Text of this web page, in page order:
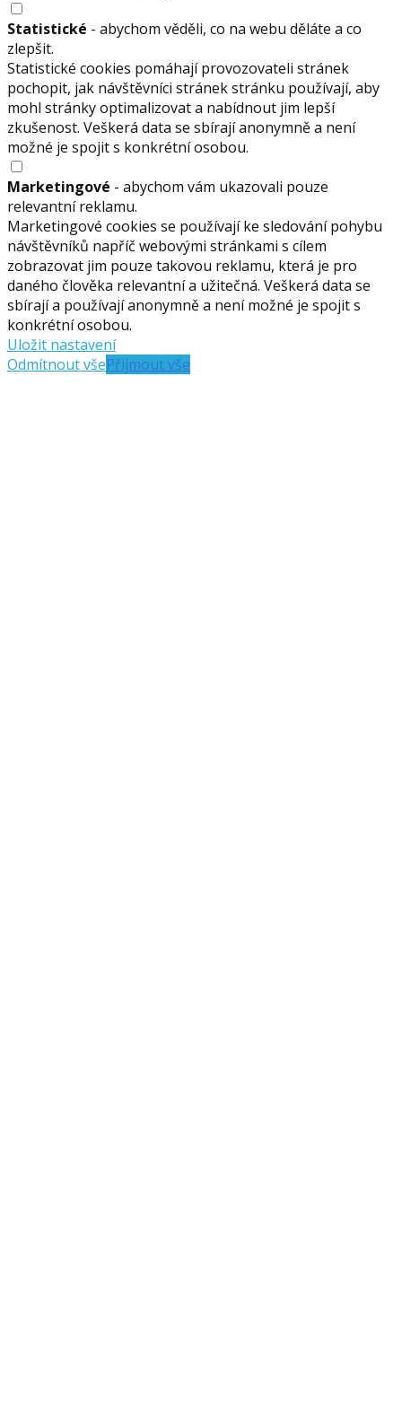
Statistické - abychom věděli, co na webu děláte a co
zlepšit.
Statistické cookies pomáhají provozovateli stránek
pochopit, jak návštěvníci stránek stránku používají, aby
mohl stránky optimalizovat a nabídnout jim lepší
zkušenost. Veškerá data se sbírají anonymně a není
možné je spojit s konkrétní osobou.
Marketingové - abychom vám ukazovali pouze
relevantní reklamu.
Marketingové cookies se používají ke sledování pohybu
návštěvníků napříč webovými stránkami s cílem
zobrazovat jim pouze takovou reklamu, která je pro
daného člověka relevantní a užitečná. Veškerá data se
sbírají a používají anonymně a není možné je spojit s
konkrétní osobou.
Uložit nastavení
Odmítnout všePřijmout vše